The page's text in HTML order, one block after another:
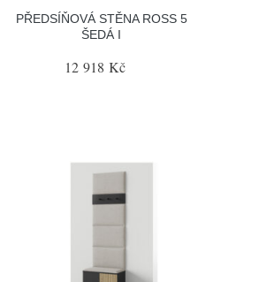
PŘEDSÍŇOVÁ STĚNA ROSS 5
ŠEDÁ I
12 918 Kč